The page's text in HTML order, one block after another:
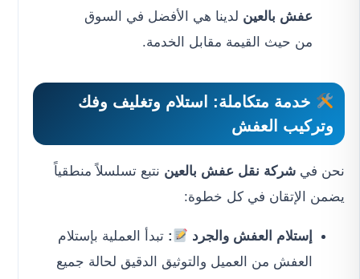
عفش بالعين لدينا هي الأفضل في السوق
من حيث القيمة مقابل الخدمة.
خدمة متكاملة: استلام وتغليف وفك
وتركيب العفش
نحن في شركة نقل عفش بالعين نتبع تسلسلاً منطقياً
يضمن الإتقان في كل خطوة:
إستلام العفش والجرد : تبدأ العملية بإستلام
العفش من العميل والتوثيق الدقيق لحالة جميع